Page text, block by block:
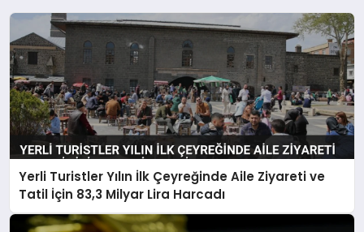
Yerli Turistler Yılın İlk Çeyreğinde Aile Ziyareti ve
Tatil İçin 83,3 Milyar Lira Harcadı